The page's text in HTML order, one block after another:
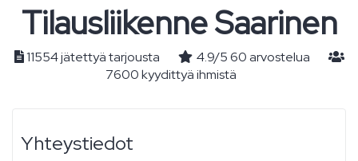
Tilausliikenne Saarinen
11554 jätettyä tarjousta 4.9/560arvostelua
7600 kyydittyä ihmistä
Yhteystiedot